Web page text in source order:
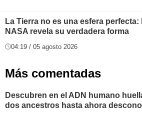
La Tierra no es una esfera perfecta:
NASA revela su verdadera forma
04:19 / 05 agosto 2026
Más comentadas
Descubren en el ADN humano
dos ancestros hasta ahora